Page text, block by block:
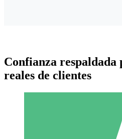
Confianza respaldada
reales de clientes